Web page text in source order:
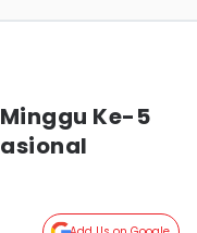
Minggu Ke-5